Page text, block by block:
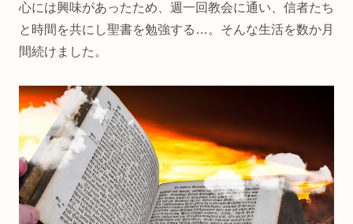
心には興味があったため、週一回教会に通い、信者たち
と時間を共にし聖書を勉強する…。そんな生活を数か月
間続けました。